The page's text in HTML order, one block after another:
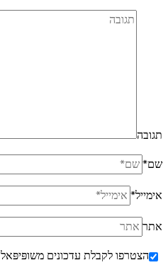
תגובה
שם*
אימייל*
אתר
הצטרפו לקבלת עדכונים משופּיפּאל